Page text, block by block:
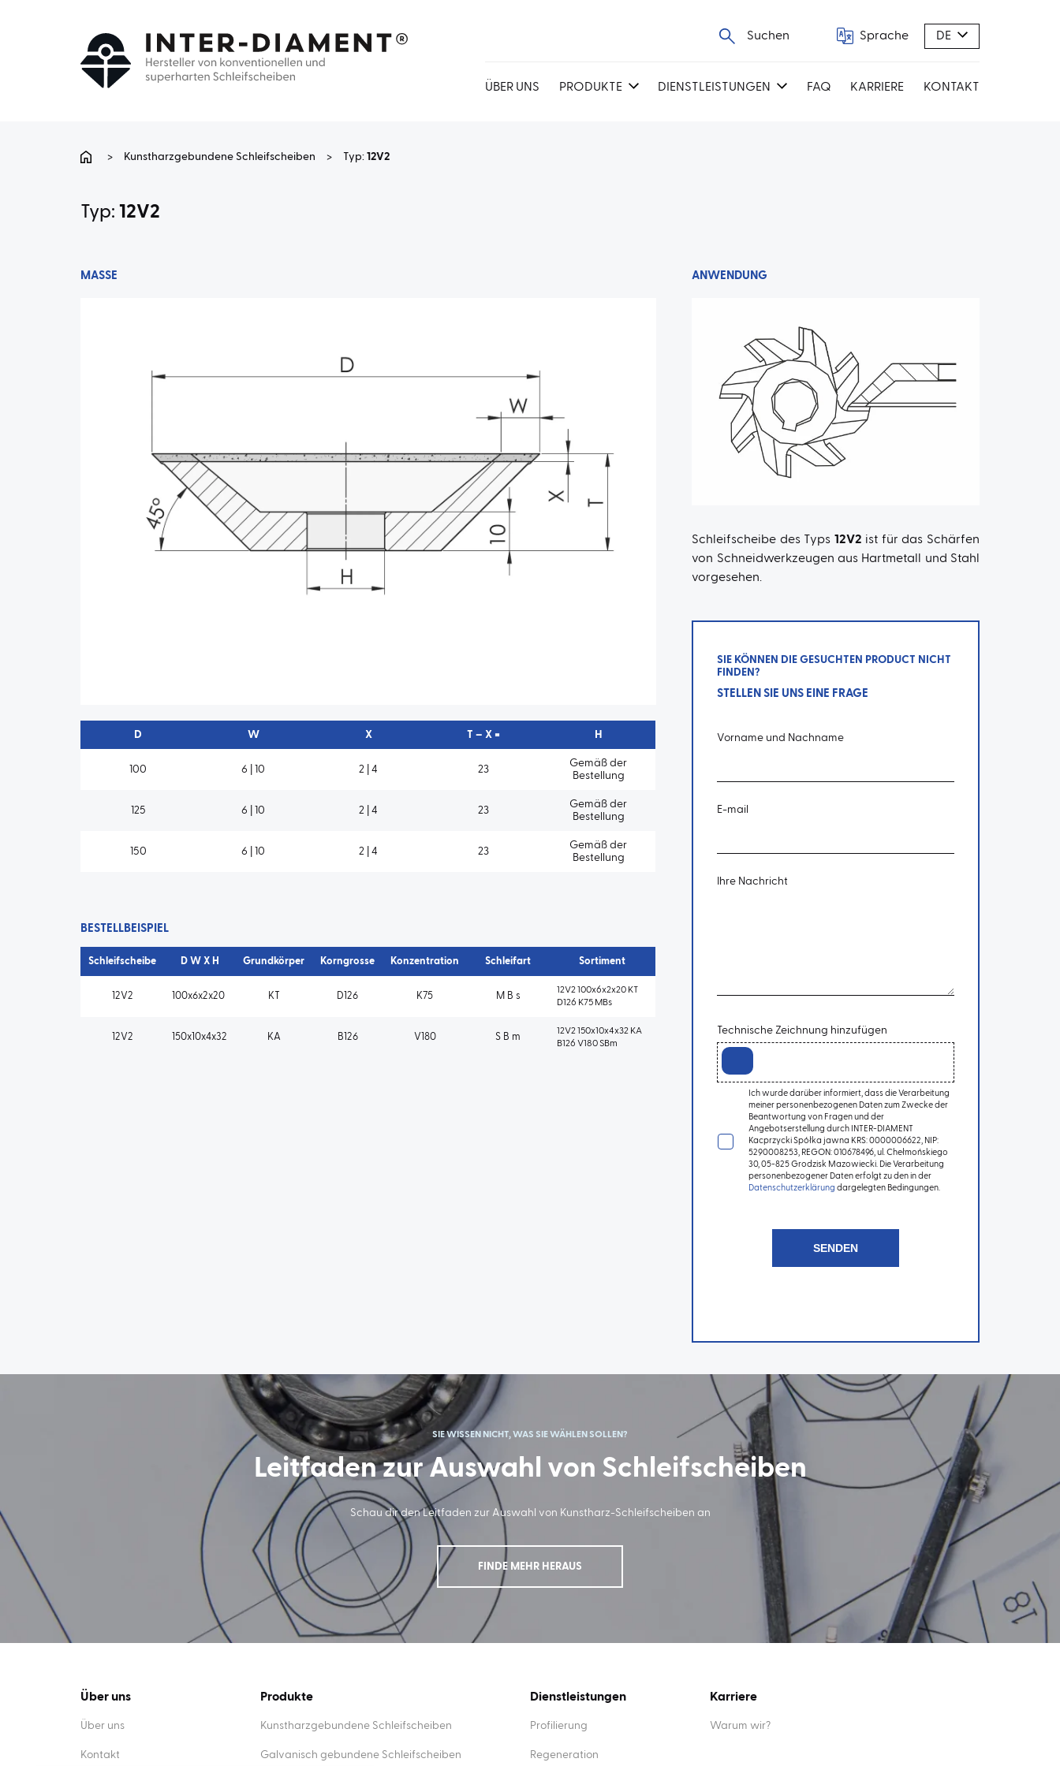
Suchen Sprache DE
ÜBER UNS PRODUKTE DIENSTLEISTUNGEN FAQ KARRIERE KONTAKT
> Kunstharzgebundene Schleifscheiben > Typ: 12V2
Typ: 12V2
MASSE
D W X T – X = H
100 6 | 10 2 | 4 23
Gemäß der
Bestellung
125 6 | 10 2 | 4 23
Gemäß der
Bestellung
150 6 | 10 2 | 4 23
Gemäß der
Bestellung
BESTELLBEISPIEL
Schleifscheibe D W X H Grundkörper Korngrosse Konzentration Schleifart Sortiment
12V2 100x6x2x20 KT D126 K75 M B s
12V2 100x6x2x20 KT
D126 K75 MBs
12V2 150x10x4x32 KA B126 V180 S B m
12V2 150x10x4x32 KA
B126 V180 SBm
ANWENDUNG
Schleifscheibe des Typs 12V2 ist für das Schärfen
von Schneidwerkzeugen aus Hartmetall und Stahl
vorgesehen.
SIE KÖNNEN DIE GESUCHTEN PRODUCT NICHT
FINDEN?
STELLEN SIE UNS EINE FRAGE
Vorname und Nachname
E-mail
Ihre Nachricht
Technische Zeichnung hinzufügen
Ich wurde darüber informiert, dass die Verarbeitung
meiner personenbezogenen Daten zum Zwecke der
Beantwortung von Fragen und der
Angebotserstellung durch INTER-DIAMENT
Kacprzycki Spółka jawna KRS: 0000006622, NIP:
5290008253, REGON: 010678496, ul. Chełmońskiego
30, 05-825 Grodzisk Mazowiecki. Die Verarbeitung
personenbezogener Daten erfolgt zu den in der
Datenschutzerklärung dargelegten Bedingungen.
SIE WISSEN NICHT, WAS SIE WÄHLEN SOLLEN?
Leitfaden zur Auswahl von Schleifscheiben
Schau dir den Leitfaden zur Auswahl von Kunstharz-Schleifscheiben an
FINDE MEHR HERAUS
Über uns
Über uns
Kontakt
Produkte
Kunstharzgebundene Schleifscheiben
Galvanisch gebundene Schleifscheiben
Dienstleistungen
Profilierung
Regeneration
Karriere
Warum wir?